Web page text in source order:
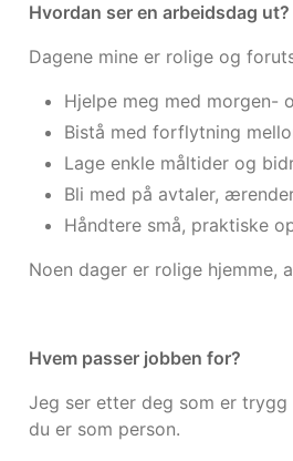
Hvordan ser en arbeidsdag ut?
Dagene mine er rolige og
Hjelpe meg med morgen-
Bistå med forflytning
Lage enkle måltider og
Bli med på avtaler,
Håndtere små, praktiske
Noen dager er rolige
Hvem passer jobben for?
Jeg ser etter deg som er
du er som person.